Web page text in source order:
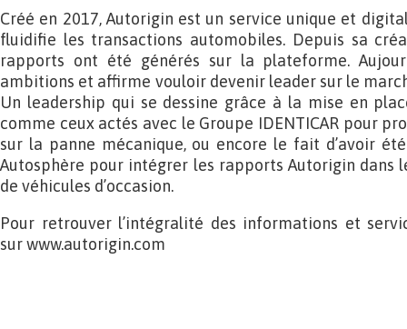
Créé en 2017, Autorigin est un service unique et
fluidifie les transactions automobiles. Depuis sa
rapports ont été générés sur la plateforme.
ambitions et affirme vouloir devenir leader sur le
Un leadership qui se dessine grâce à la mise en
comme ceux actés avec le Groupe IDENTICAR pour
sur la panne mécanique, ou encore le fait d’avoir
Autosphère pour intégrer les rapports Autorigin dans
de véhicules d’occasion.
Pour retrouver l’intégralité des informations et
sur www.autorigin.com